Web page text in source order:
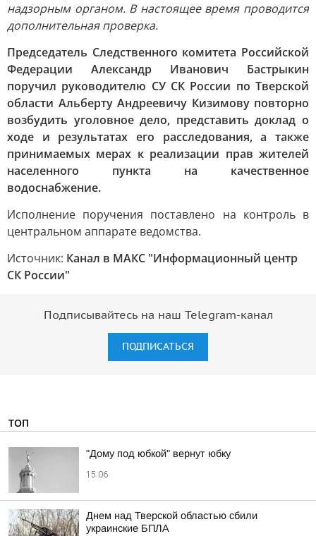
надзорным органом. В настоящее время проводится
дополнительная проверка.
Председатель Следственного комитета Российской
Федерации Александр Иванович Бастрыкин
поручил руководителю СУ СК России по Тверской
области Альберту Андреевичу Кизимову повторно
возбудить уголовное дело, представить доклад о
ходе и результатах его расследования, а также
принимаемых мерах к реализации прав жителей
населенного пункта на качественное
водоснабжение.
Исполнение поручения поставлено на контроль в
центральном аппарате ведомства.
Источник: Канал в МАКС "Информационный центр
СК России"
Подписывайтесь на наш Telegram-канал
ПОДПИСАТЬСЯ
ТОП
"Дому под юбкой" вернут юбку
15:06
Днем над Тверской областью сбили
украинские БПЛА